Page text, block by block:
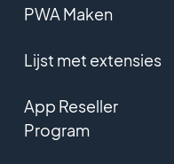
PWA Maken
Lijst met extensies
App Reseller
Program